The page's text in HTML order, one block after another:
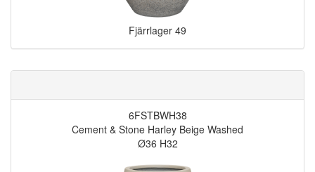
Fjärrlager 49
6FSTBWH38
Cement & Stone Harley Beige Washed
Ø36 H32